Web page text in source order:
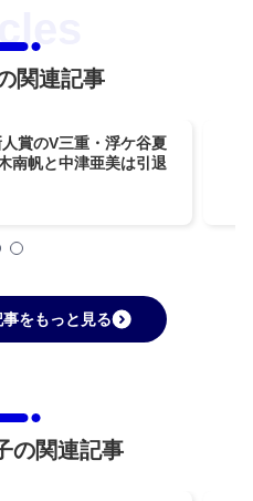
関連記事
賞のV三重・浮ケ谷夏
南帆と中津亜美は引退
をもっと見る
の関連記事